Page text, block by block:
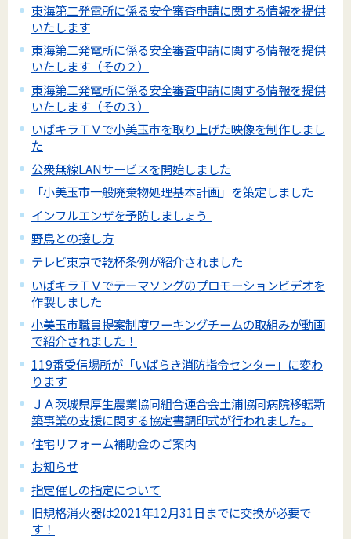
東海第二発電所に係る安全審査申請に関する情報を提供
いたします
東海第二発電所に係る安全審査申請に関する情報を提供
いたします（その２）
東海第二発電所に係る安全審査申請に関する情報を提供
いたします（その３）
いばキラＴＶで小美玉市を取り上げた映像を制作しまし
た
公衆無線LANサービスを開始しました
「小美玉市一般廃棄物処理基本計画」を策定しました
インフルエンザを予防しましょう
野鳥との接し方
テレビ東京で乾杯条例が紹介されました
いばキラＴＶでテーマソングのプロモーションビデオを
作製しました
小美玉市職員提案制度ワーキングチームの取組みが動画
で紹介されました！
119番受信場所が「いばらき消防指令センター」に変わ
ります
ＪＡ茨城県厚生農業協同組合連合会土浦協同病院移転新
築事業の支援に関する協定書調印式が行われました。
住宅リフォーム補助金のご案内
お知らせ
指定催しの指定について
旧規格消火器は2021年12月31日までに交換が必要で
す！